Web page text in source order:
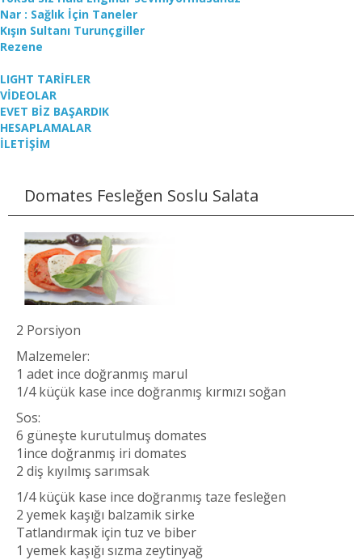
Nar : Sağlık İçin Taneler
Kışın Sultanı Turunçgiller
Rezene
LIGHT TARİFLER
VİDEOLAR
EVET BİZ BAŞARDIK
HESAPLAMALAR
İLETİŞİM
Domates Fesleğen Soslu Salata
2 Porsiyon
Malzemeler:
1 adet ince doğranmış marul
1/4 küçük kase ince doğranmış kırmızı soğan
Sos:
6 güneşte kurutulmuş domates
1ince doğranmış iri domates
2 diş kıyılmış sarımsak
1/4 küçük kase ince doğranmış taze fesleğen
2 yemek kaşığı balzamik sirke
Tatlandırmak için tuz ve biber
1 yemek kaşığı sızma zeytinyağ